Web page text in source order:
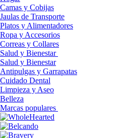
Camas y Cobijas
Jaulas de Transporte
Platos y Alimentadores
Ropa y Accesorios
Correas y Collares
Salud y Bienestar
Salud y Bienestar
Antipulgas y Garrapatas
Cuidado Dental
Limpieza y Aseo
Belleza
Marcas populares